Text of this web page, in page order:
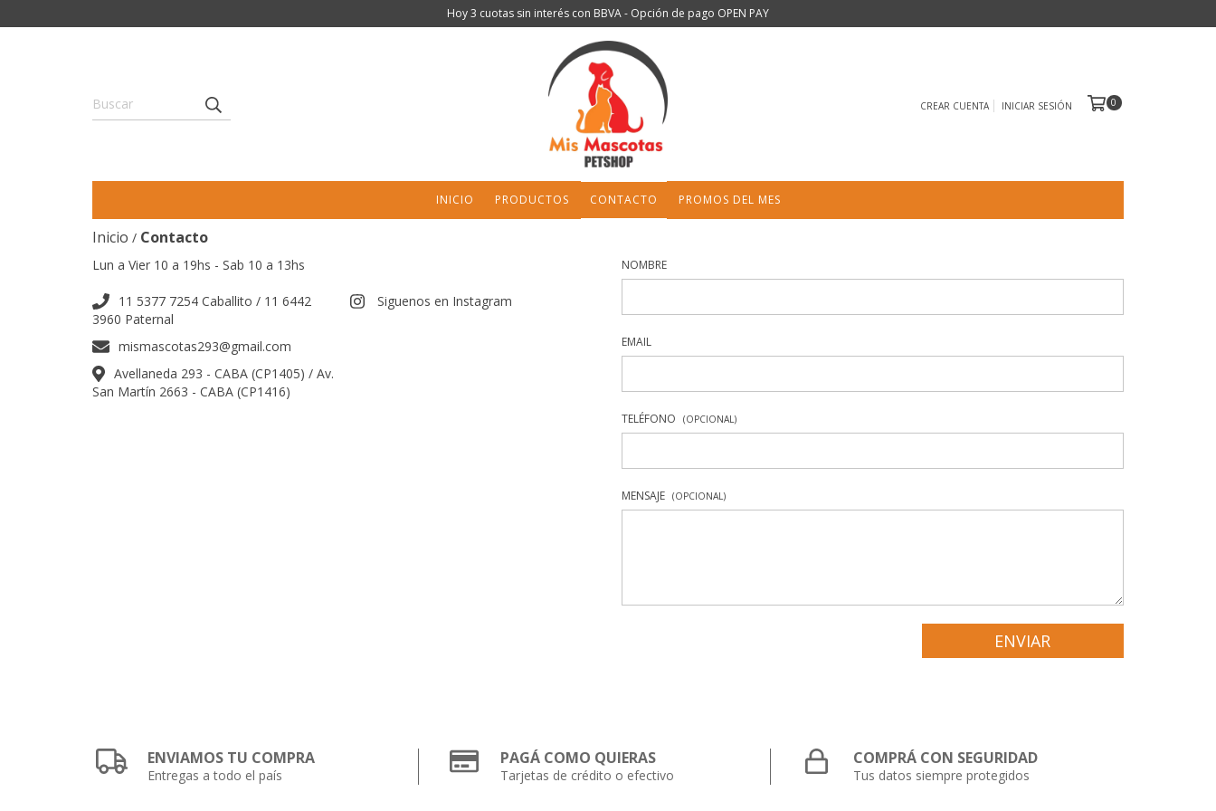
Hoy 3 cuotas sin interés con BBVA - Opción de pago OPEN PAY
CREAR CUENTA INICIAR SESIÓN 0
INICIO PRODUCTOS CONTACTO PROMOS DEL MES
Inicio / Contacto
Lun a Vier 10 a 19hs - Sab 10 a 13hs
11 5377 7254 Caballito / 11 6442
3960 Paternal
mismascotas293@gmail.com
Avellaneda 293 - CABA (CP1405) / Av.
San Martín 2663 - CABA (CP1416)
Siguenos en Instagram
NOMBRE
EMAIL
TELÉFONO (OPCIONAL)
MENSAJE (OPCIONAL)
ENVIAMOS TU COMPRA
Entregas a todo el país
PAGÁ COMO QUIERAS
Tarjetas de crédito o efectivo
COMPRÁ CON SEGURIDAD
Tus datos siempre protegidos